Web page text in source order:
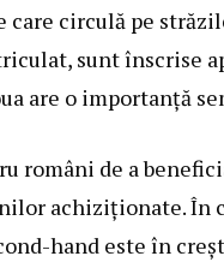
circulă pe
sunt înscrise
are o importanță
români de a
achiziționate.
hand este în